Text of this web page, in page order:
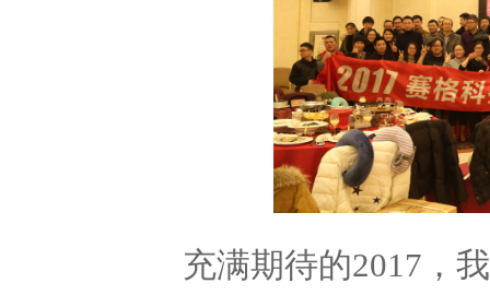
充满期待的2017 ，